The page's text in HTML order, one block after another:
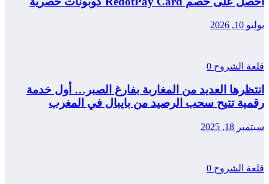
يوليو 10, 2026
قلعة الشروح 0
انتظرها العديد من المغاربة بفارغ الصبر… أول خدمة
رقمية تتيح سحب الرصيد من بايبال في المغرب
سبتمبر 18, 2025
قلعة الشروح 0